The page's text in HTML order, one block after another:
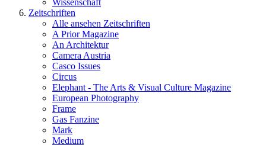
Wissenschaft
Zeitschriften
Alle ansehen Zeitschriften
A Prior Magazine
An Architektur
Camera Austria
Casco Issues
Circus
Elephant - The Arts & Visual Culture Magazine
European Photography
Frame
Gas Fanzine
Mark
Medium